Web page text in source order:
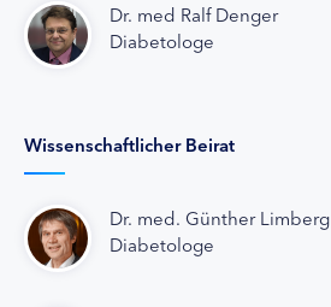
Dr. med Ralf Denger
Diabetologe
Wissenschaftlicher Beirat
Dr. med. Günther Limberg
Diabetologe